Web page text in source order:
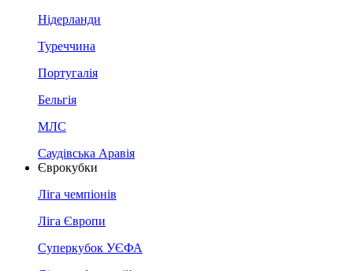
Нідерланди
Туреччина
Португалія
Бельгія
МЛС
Саудівська Аравія
Єврокубки
Ліга чемпіонів
Ліга Європи
Суперкубок УЄФА